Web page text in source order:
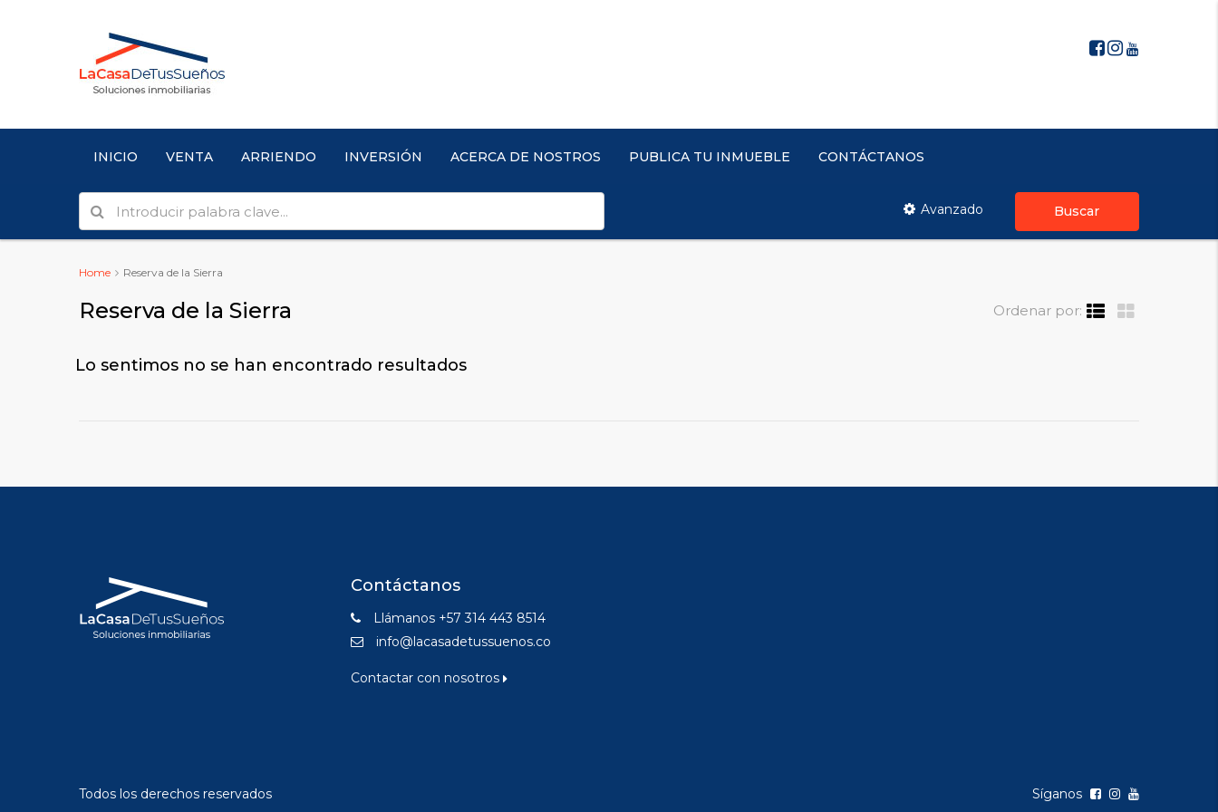
INICIO VENTA ARRIENDO INVERSIÓN ACERCA DE NOSTROS PUBLICA TU INMUEBLE CONTÁCTANOS
Avanzado Buscar
Home Reserva de la Sierra
Reserva de la Sierra Ordenar por:
Lo sentimos no se han encontrado resultados
Contáctanos
Llámanos +57 314 443 8514
info@lacasadetussuenos.co
Contactar con nosotros
Todos los derechos reservados Síganos